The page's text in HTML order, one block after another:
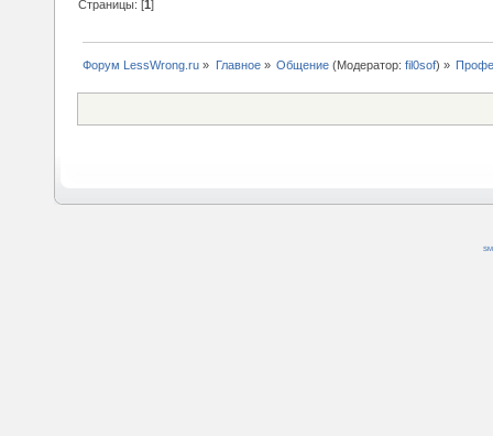
Страницы: [1]
Форум LessWrong.ru » Главное» Общение(Модератор: fil0sof) »